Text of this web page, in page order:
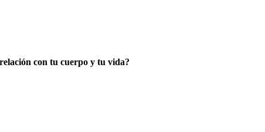
con tu cuerpo y tu vida?